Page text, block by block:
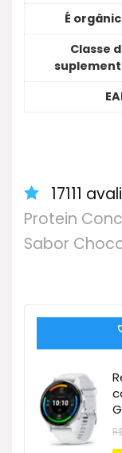
É
Classe
17111
Protein
Sabor